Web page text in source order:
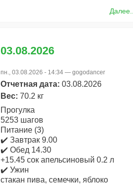
Далее...
03.08.2026
пн., 03.08.2026 - 14:34 — gogodancer
Отчетная дата: 03.08.2026
Вес: 70.2 кг
Прогулка
5253 шагов
Питание (3)
✔️ Завтрак 9.00
✔️ Обед 14.30
+15.45 сок апельсиновый 0.2 л
✔️ Ужин
стакан пива, семечки, яблоко